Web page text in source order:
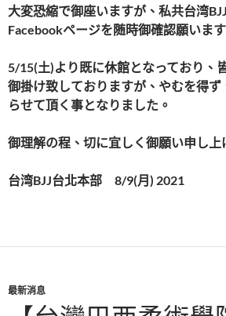
大変恐縮で御座いますが、私共台湾BJJ
Facebookページを随時御確認願います
5/15(土)より既に休館となっており、
御掛け致しておりますが、やむを得
らせて頂く事となりました。
御理解の程、切に宜しく御願い申し上
台湾BJJ台北本部 8/9(月 ) 2021
最新消息